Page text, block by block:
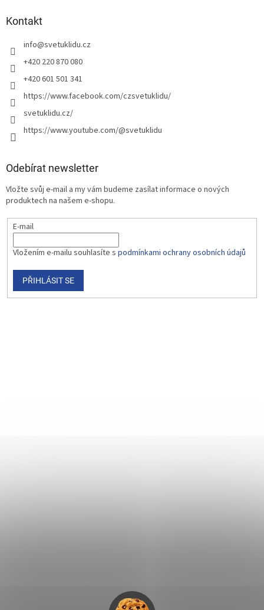
Kontakt
info@svetuklidu.cz
+420 220 870 080
+420 601 501 341
https://www.facebook.com/czsvetuklidu/
svetuklidu.cz/
https://www.youtube.com/@svetuklidu
Odebírat newsletter
Vložte svůj e-mail a my vám budeme zasílat informace o nových
produktech na našem e-shopu.
E-mail
Vložením e-mailu souhlasíte s podmínkami ochrany osobních údajů
PŘIHLÁSIT SE